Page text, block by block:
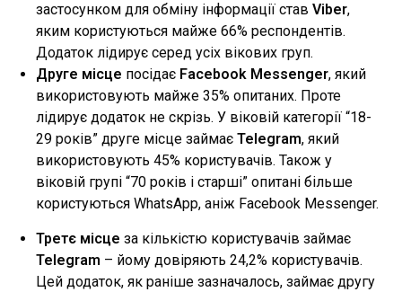
застосунком для обміну інформації став Viber,
яким користуються майже 66% респондентів.
Додаток лідирує серед усіх вікових груп.
Друге місце посідає Facebook Messenger, який
використовують майже 35% опитаних. Проте
лідирує додаток не скрізь. У віковій категорії “18-
29 років” друге місце займає Telegram, який
використовують 45% користувачів. Також у
віковій групі “70 років і старші” опитані більше
користуються WhatsApp, аніж Facebook Messenger.
Третє місце за кількістю користувачів займає
Telegram – йому довіряють 24,2% користувачів.
Цей додаток, як раніше зазначалось, займає другу